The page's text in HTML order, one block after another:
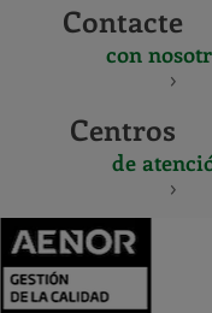
Contacte
con
Centros
de
Y